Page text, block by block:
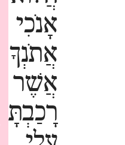
אָנֹכִי
אֲתֹנְךָ
אֲשֶׁר
רָכַבְתָּ